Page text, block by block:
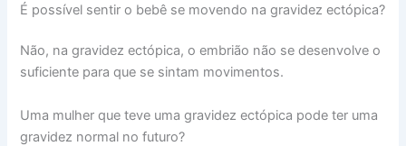
É possível sentir o bebê se movendo na gravidez ectópica?
Não, na gravidez ectópica, o embrião não se desenvolve o
suficiente para que se sintam movimentos.
Uma mulher que teve uma gravidez ectópica pode ter uma
gravidez normal no futuro?